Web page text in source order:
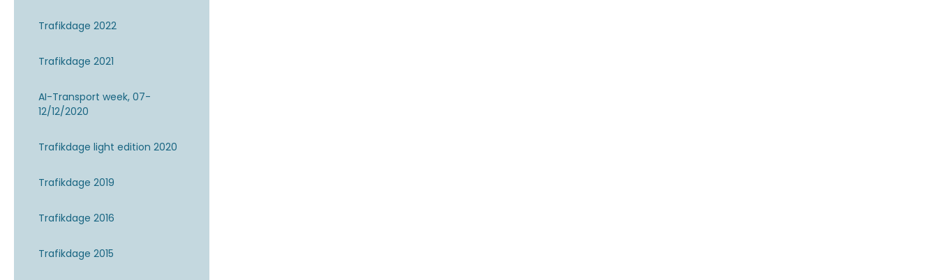
Trafikdage 2022
Trafikdage 2021
AI-Transport week, 07-
12/12/2020
Trafikdage light edition 2020
Trafikdage 2019
Trafikdage 2016
Trafikdage 2015